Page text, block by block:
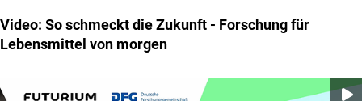
Video: So schmeckt die Zukunft - Forschung für
Lebensmittel von morgen